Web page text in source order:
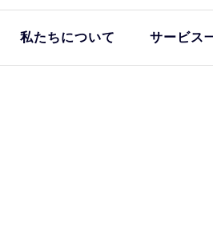
私たちについて サービス